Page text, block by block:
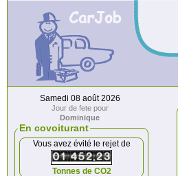
Samedi 08 août 2026
Jour de fete pour
Dominique
En covoiturant
Vous avez évité le rejet de
Tonnes de CO2